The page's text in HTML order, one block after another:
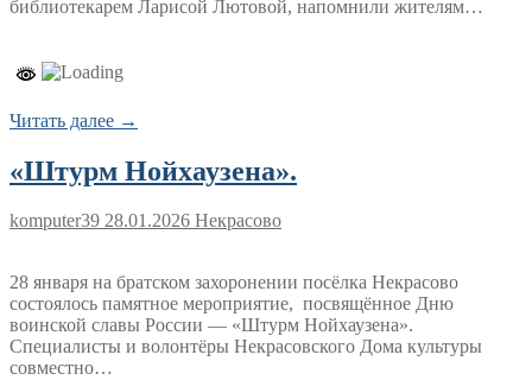
библиотекарем Ларисой Лютовой, напомнили жителям…
Читать далее →
«Штурм Нойхаузена».
komputer39 28.01.2026 Некрасово
28 января на братском захоронении посёлка Некрасово
состоялось памятное мероприятие, посвящённое Дню
воинской славы России — «Штурм Нойхаузена».
Специалисты и волонтёры Некрасовского Дома культуры
совместно…